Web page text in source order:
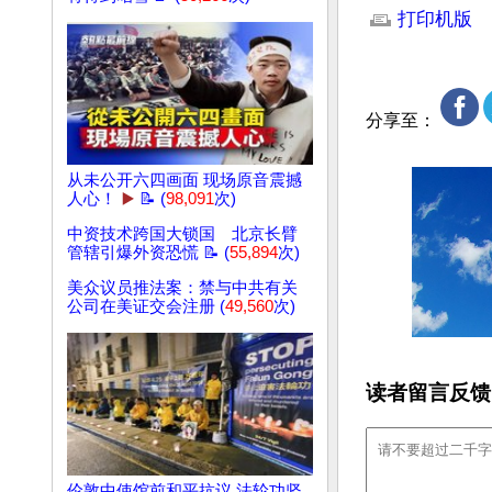
从未公开六四画面 现场原音震撼
人心！
▶️ 📝 (98,091次)
中资技术跨国大锁国 北京长臂
管辖引爆外资恐慌 📝 (55,894次)
美众议员推法案：禁与中共有关
公司在美证交会注册 (49,560次)
打印机版
分享至：
读者留言反